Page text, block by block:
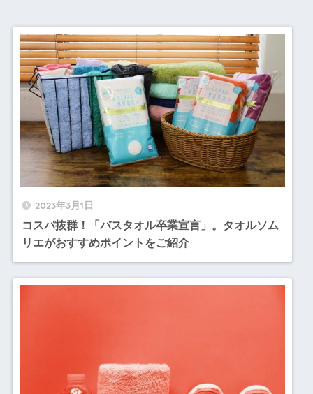
2023年3月1日
コスパ抜群！「バスタオル卒業宣言」。タオルソム
リエがおすすめポイントをご紹介